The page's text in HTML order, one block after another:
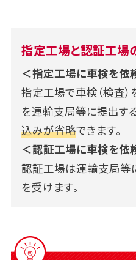
指定工場と認証工場
＜指定工場に車検を依
指定工場で車検（検査
を運輸支局等に提出する
込みが省略できます。
＜認証工場に車検を依
認証工場は運輸支局等
を受けます。